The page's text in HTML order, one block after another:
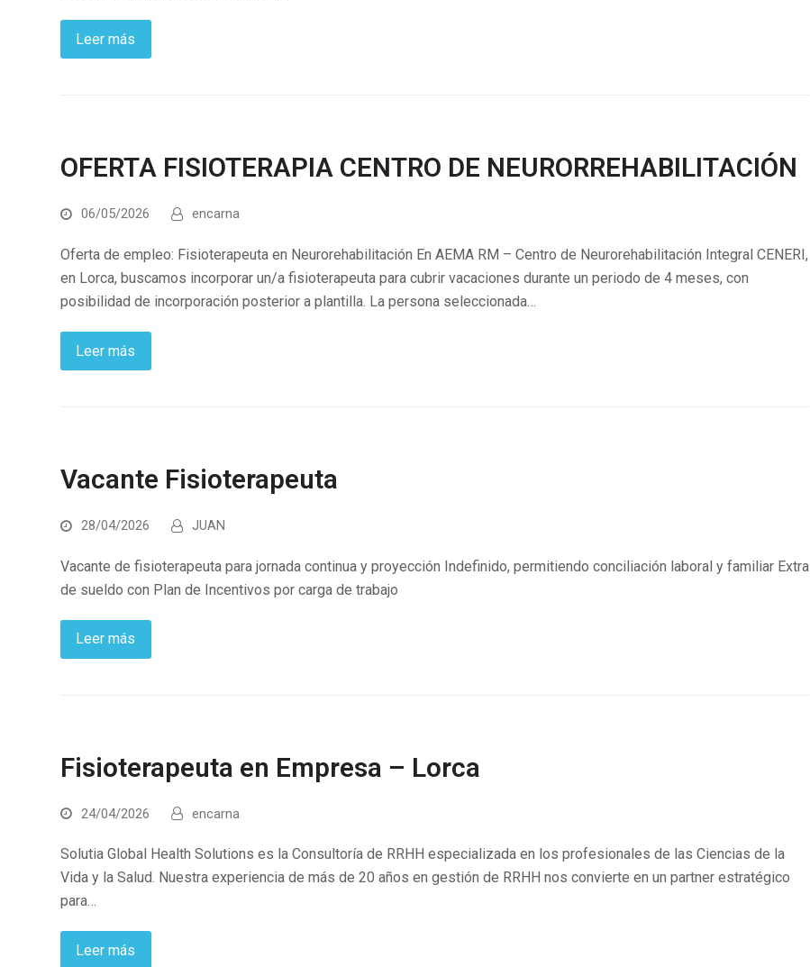
Leer más
OFERTA FISIOTERAPIA CENTRO DE NEURORREHABILITACIÓN
06/05/2026 encarna
Oferta de empleo: Fisioterapeuta en Neurorehabilitación En AEMA RM – Centro de Neurorehabilitación Integral CENERI,
en Lorca, buscamos incorporar un/a fisioterapeuta para cubrir vacaciones durante un periodo de 4 meses, con
posibilidad de incorporación posterior a plantilla. La persona seleccionada…
Leer más
Vacante Fisioterapeuta
28/04/2026 JUAN
Vacante de fisioterapeuta para jornada continua y proyección Indefinido, permitiendo conciliación laboral y familiar Extra
de sueldo con Plan de Incentivos por carga de trabajo
Leer más
Fisioterapeuta en Empresa – Lorca
24/04/2026 encarna
Solutia Global Health Solutions es la Consultoría de RRHH especializada en los profesionales de las Ciencias de la
Vida y la Salud. Nuestra experiencia de más de 20 años en gestión de RRHH nos convierte en un partner estratégico
para…
Leer más